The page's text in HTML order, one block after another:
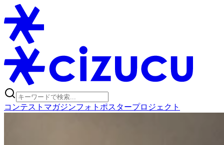
コンテスト マガジンフォトポスタープロジェクト